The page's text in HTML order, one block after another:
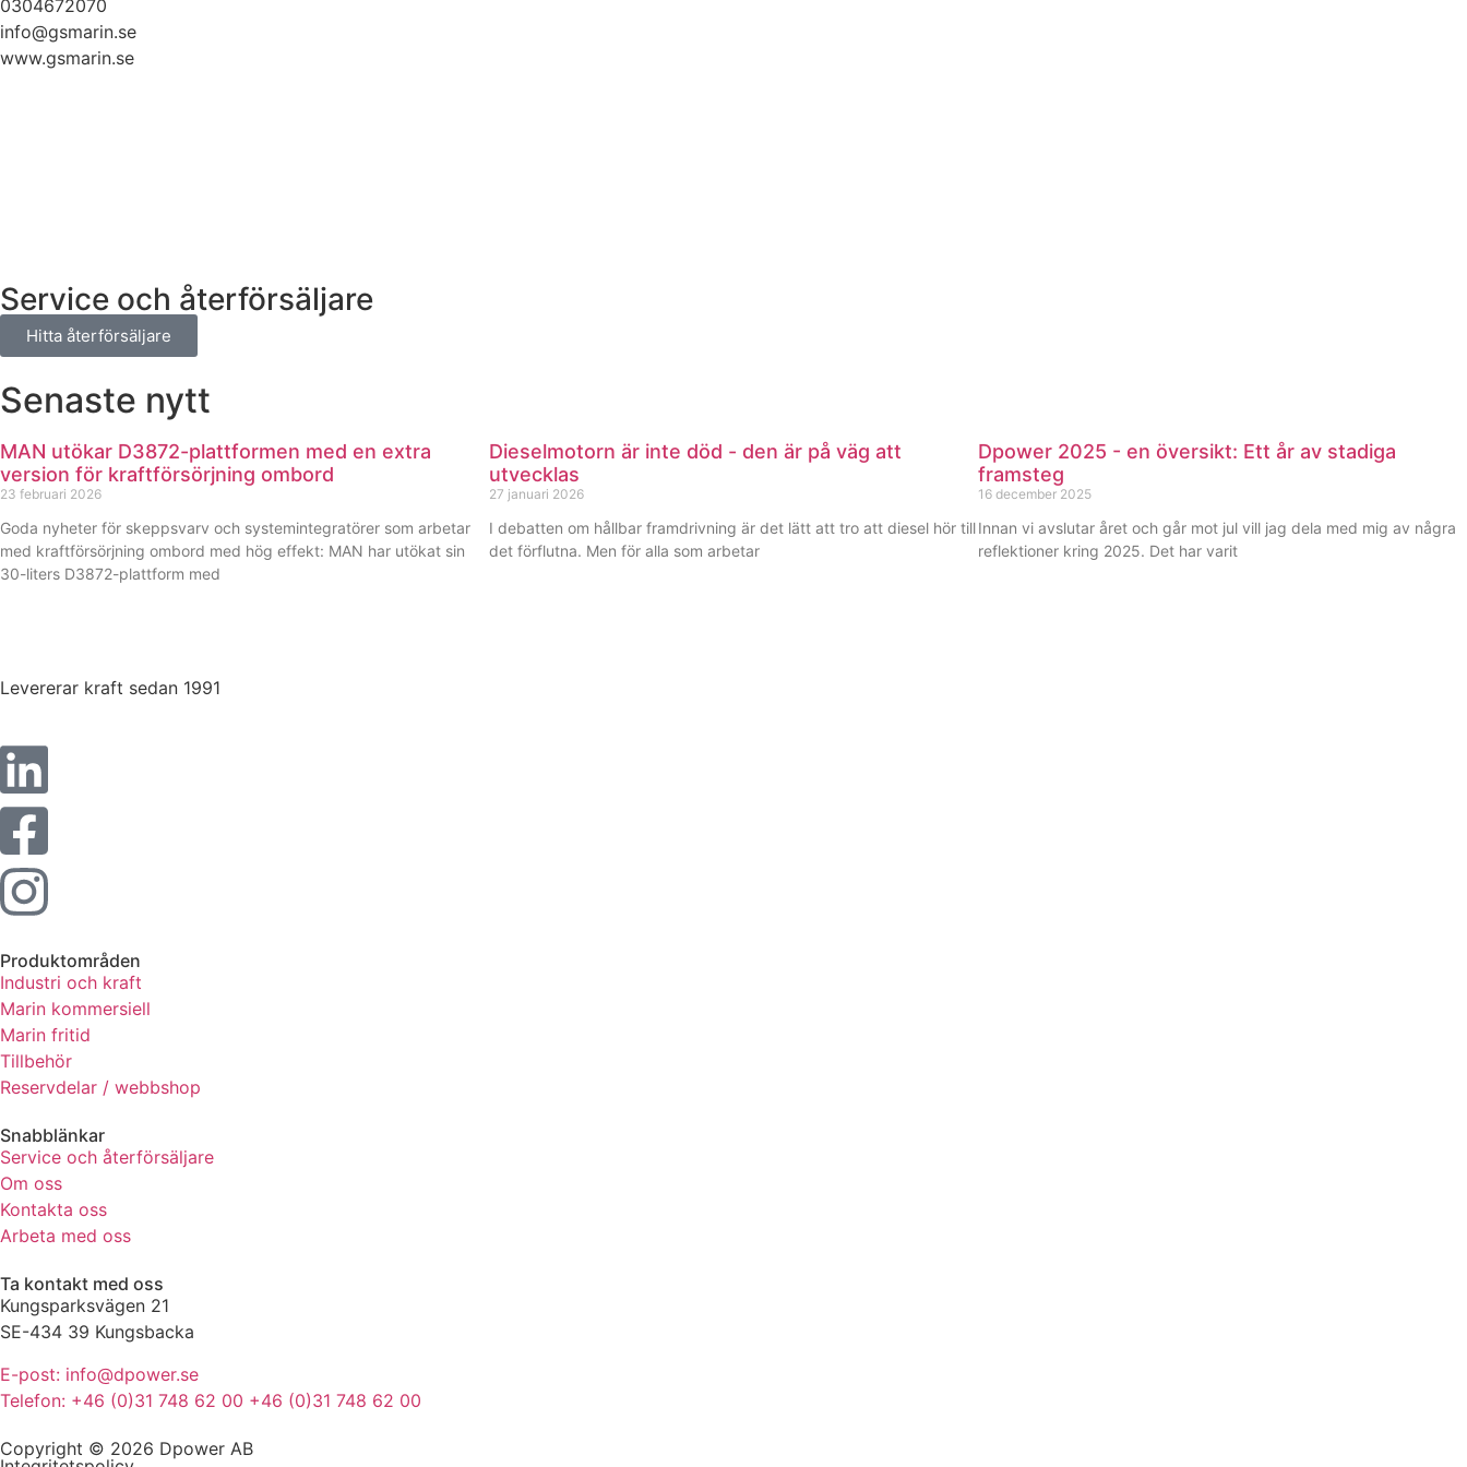
0304672070
info@gsmarin.se
www.gsmarin.se
Service och återförsäljare
Hitta återförsäljare
Senaste nytt
MAN utökar D3872-plattformen med en extra
version för kraftförsörjning ombord
23 februari 2026
Goda nyheter för skeppsvarv och systemintegratörer som arbetar
med kraftförsörjning ombord med hög effekt: MAN har utökat sin
30-liters D3872-plattform med
Dieselmotorn är inte död - den är på väg att
utvecklas
27 januari 2026
I debatten om hållbar framdrivning är det lätt att tro att diesel hör till
det förflutna. Men för alla som arbetar
Dpower 2025 - en översikt: Ett år av stadiga
framsteg
16 december 2025
Innan vi avslutar året och går mot jul vill jag dela med mig av några
reflektioner kring 2025. Det har varit
Levererar kraft sedan 1991
Produktområden
Industri och kraft
Marin kommersiell
Marin fritid
Tillbehör
Reservdelar / webbshop
Snabblänkar
Service och återförsäljare
Om oss
Kontakta oss
Arbeta med oss
Ta kontakt med oss
Kungsparksvägen 21
SE-434 39 Kungsbacka
E-post: info@dpower.se
Telefon: +46 (0)31 748 62 00 +46 (0)31 748 62 00
Copyright © 2026 Dpower AB
Dessa kakor
välja bort. De
att hemsidan
över huvud
fungera.
Statistik
För att vi ska
kunna
uppbyggnad,
används.
Upplevelse
hemsida ska
prestera så
bra som
ditt besök.
Om du nekar
kakorna
kommer viss
funktionalitet
att försvinna
hemsidan.
Marknadsföring
Genom att dela
med dig av dina
beteende när du
surfar ökar du
chansen att få se
anpassat innehåll
och erbjudanden.